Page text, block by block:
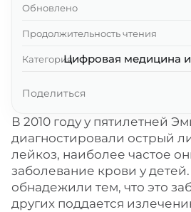
В 2010 году у пятилетней
диагностировали острый
лейкоз, наиболее частое
заболевание крови у
обнадежили тем, что это
других поддается
Обновлено
Продолжительность чтения
КатегорияЦифровая медицина
Поделиться